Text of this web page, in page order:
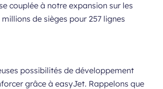
couplée à notre expansion sur les
de sièges pour 257 lignes
possibilités de développement
grâce à easyJet. Rappelons que